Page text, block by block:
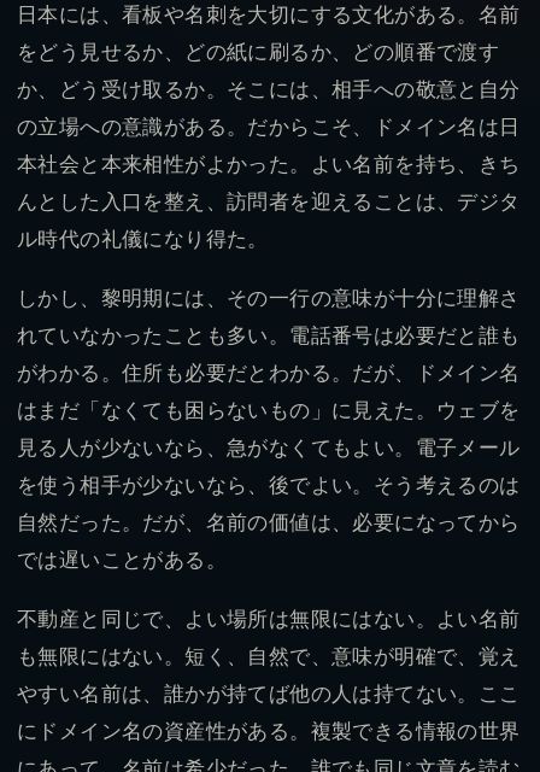
日本には、看板や名刺を大切にする文化がある。名前
をどう見せるか、どの紙に刷るか、どの順番で渡す
か、どう受け取るか。そこには、相手への敬意と自分
の立場への意識がある。だからこそ、ドメイン名は日
本社会と本来相性がよかった。よい名前を持ち、きち
んとした入口を整え、訪問者を迎えることは、デジタ
ル時代の礼儀になり得た。
しかし、黎明期には、その一行の意味が十分に理解さ
れていなかったことも多い。電話番号は必要だと誰も
がわかる。住所も必要だとわかる。だが、ドメイン名
はまだ「なくても困らないもの」に見えた。ウェブを
見る人が少ないなら、急がなくてもよい。電子メール
を使う相手が少ないなら、後でよい。そう考えるのは
自然だった。だが、名前の価値は、必要になってから
では遅いことがある。
不動産と同じで、よい場所は無限にはない。よい名前
も無限にはない。短く、自然で、意味が明確で、覚え
やすい名前は、誰かが持てば他の人は持てない。ここ
にドメイン名の資産性がある。複製できる情報の世界